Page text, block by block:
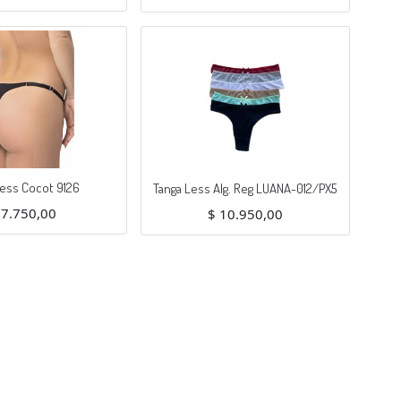
Cocot 9126
7.750,00
Tanga Less Alg. Reg LUANA-012/PX5
$ 10.950,00